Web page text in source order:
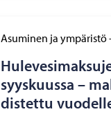
Asuminen ja ympäristö
syys­kuus­sa –
dis­tet­tu